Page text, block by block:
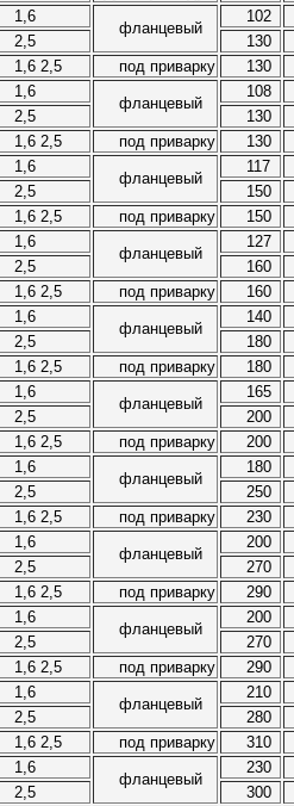
1,6
фланцевый
102
2,5
130
1,6 2,5
под приварку 130
1,6
фланцевый
108
2,5
130
1,6 2,5
под приварку 130
1,6
фланцевый
117
2,5
150
1,6 2,5
под приварку 150
1,6
фланцевый
127
2,5
160
1,6 2,5
под приварку 160
1,6
фланцевый
140
2,5
180
1,6 2,5
под приварку 180
1,6
фланцевый
165
2,5
200
1,6 2,5
под приварку 200
1,6
фланцевый
180
2,5
250
1,6 2,5
под приварку 230
1,6
фланцевый
200
2,5
270
1,6 2,5
под приварку 290
1,6
фланцевый
200
2,5
270
1,6 2,5
под приварку 290
1,6
фланцевый
210
2,5
280
1,6 2,5
под приварку 310
1,6
фланцевый
230
2,5
300